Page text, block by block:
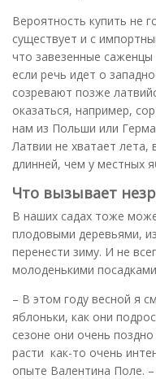
Вероятность купить не
существует и с
что завезенные
если речь идет о
созревают позже
оказаться, например,
нам из Польши или
Латвии не хватает лета,
длинней, чем у местных
Что вызывает
В наших садах тоже
плодовыми деревьями,
перенести зиму. И не
молоденькими
– В этом году весной я
яблоньки, как они
сезоне они очень
расти как-то очень
опыте Валентина Поле.